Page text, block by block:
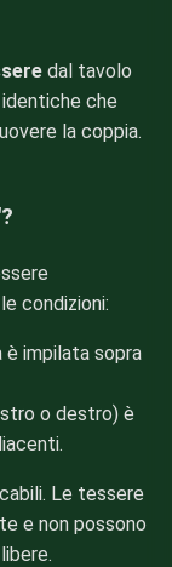
dal tavolo
che
la coppia.
le condizioni:
è impilata sopra
o destro) è
Le tessere
e non possono